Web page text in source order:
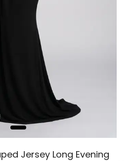
Jersey Long Evening